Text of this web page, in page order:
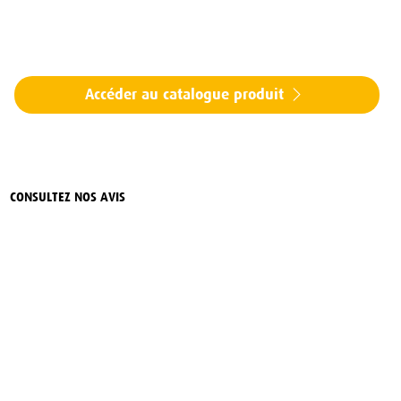
CONSULTEZ NOS AVIS
Accéder au catalogue produit